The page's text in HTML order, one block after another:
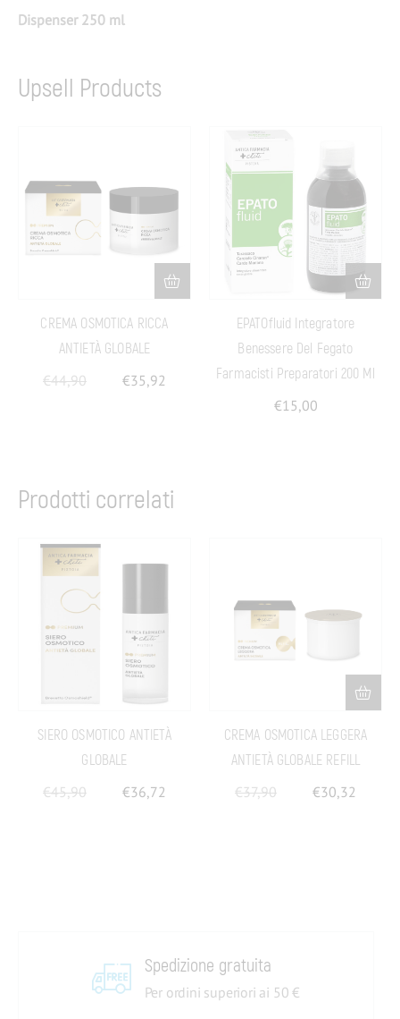
Dispenser 250 ml
Upsell Products
CREMA OSMOTICA RICCA
ANTIETÀ GLOBALE
€44,90 €35,92
EPATOfluid Integratore
Benessere Del Fegato
Farmacisti Preparatori 200 Ml
€15,00
Prodotti correlati
SIERO OSMOTICO ANTIETÀ
GLOBALE
€45,90 €36,72
CREMA OSMOTICA LEGGERA
ANTIETÀ GLOBALE REFILL
€37,90 €30,32
Spedizione gratuita
Per ordini superiori ai 50 €